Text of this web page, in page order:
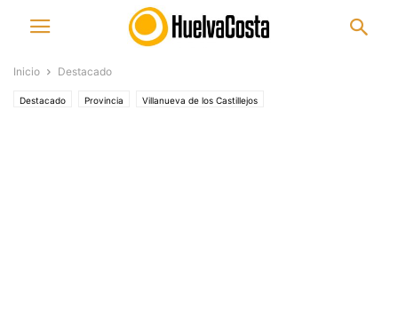
Inicio Destacado
Destacado Provincia Villanueva de los Castillejos